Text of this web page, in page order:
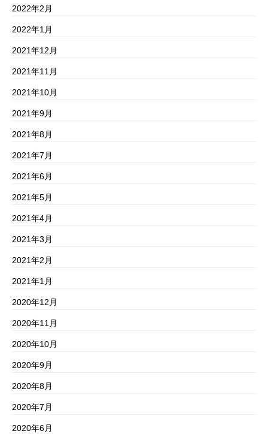
2022年2月
2022年1月
2021年12月
2021年11月
2021年10月
2021年9月
2021年8月
2021年7月
2021年6月
2021年5月
2021年4月
2021年3月
2021年2月
2021年1月
2020年12月
2020年11月
2020年10月
2020年9月
2020年8月
2020年7月
2020年6月